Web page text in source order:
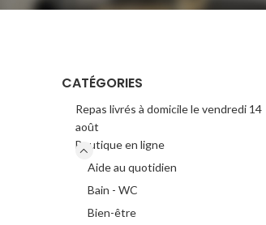
CATÉGORIES
Repas livrés à domicile le vendredi 14
août
Boutique en ligne
Aide au quotidien
Bain - WC
Bien-être